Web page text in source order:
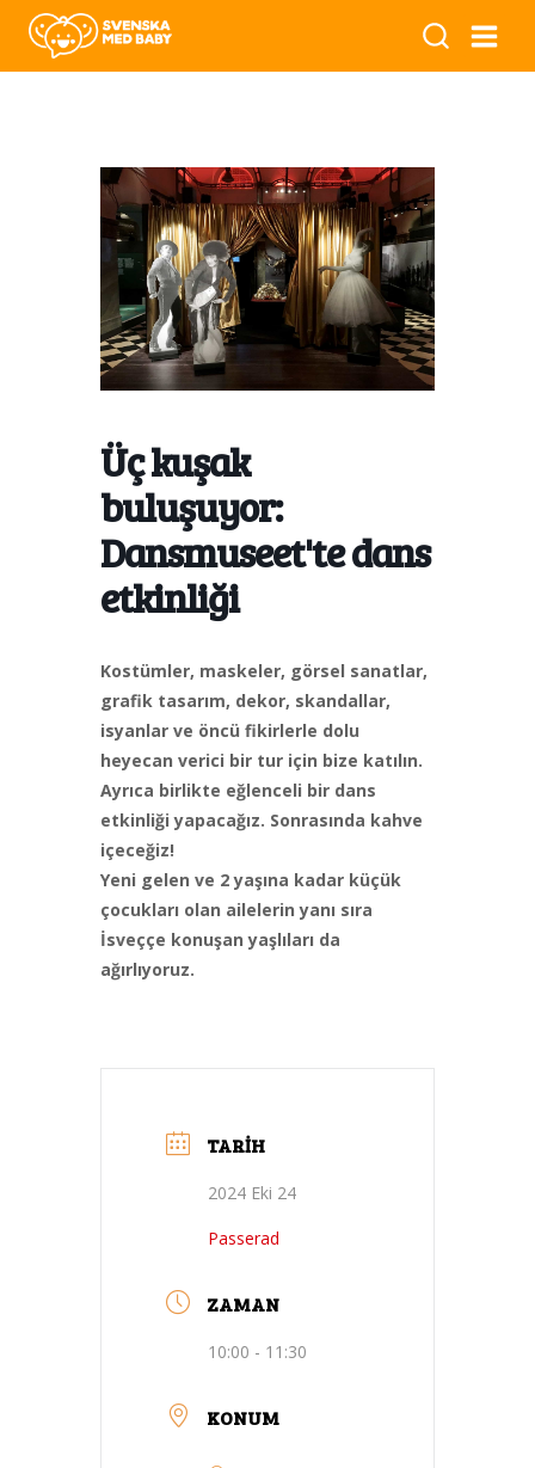
Üç kuşak
buluşuyor:
Dansmuseet'te dans
etkinliği
Kostümler, maskeler, görsel sanatlar,
grafik tasarım, dekor, skandallar,
isyanlar ve öncü fikirlerle dolu
heyecan verici bir tur için bize katılın.
Ayrıca birlikte eğlenceli bir dans
etkinliği yapacağız. Sonrasında kahve
içeceğiz!
Yeni gelen ve 2 yaşına kadar küçük
çocukları olan ailelerin yanı sıra
İsveççe konuşan yaşlıları da
ağırlıyoruz.
TARIH
2024 Eki 24
Passerad
ZAMAN
10:00 - 11:30
KONUM